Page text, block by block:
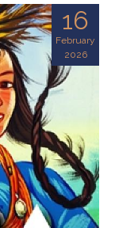
16
February
2026